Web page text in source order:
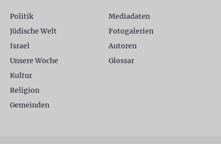
Politik
Jüdische Welt
Israel
Unsere Woche
Kultur
Religion
Gemeinden
Mediadaten
Fotogalerien
Autoren
Glossar